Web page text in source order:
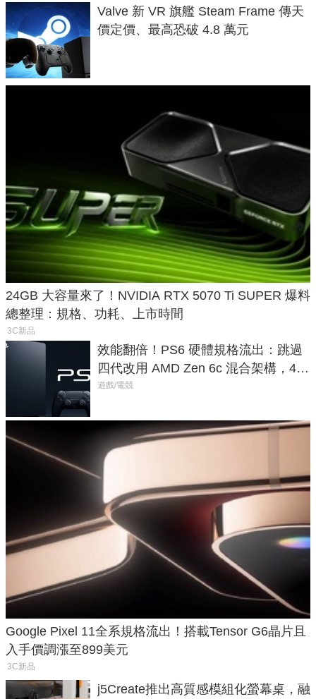
Valve 新 VR 旗艦 Steam Frame 傳天
價定價、最高恐破 4.8 萬元
24GB 大容量來了！NVIDIA RTX 5070 Ti SUPER 爆料
總整理：規格、功耗、上市時間
3C新品
效能翻倍！PS6 硬體規格流出：跳過
四代改用 AMD Zen 6c 混合架構，4K
120fps 與全光追時代來臨
遊戲/電競
Google Pixel 11全系規格流出！搭載Tensor G6晶片且
入手價調漲至899美元
3C新品
j5Create推出高質感模組化螢幕桌，融